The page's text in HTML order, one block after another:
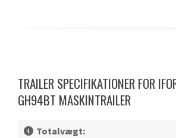
TRAILER SPECIFIKATIONER FOR
GH94BT MASKINTRAILER
Totalvægt: